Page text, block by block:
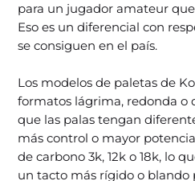
para un jugador amateur
Eso es un diferencial con
se consiguen en el país.
Los modelos de paletas de
formatos lágrima, redonda o
que las palas tengan
más control o mayor
de carbono 3k, 12k o 18k, lo
un tacto más rígido o blando